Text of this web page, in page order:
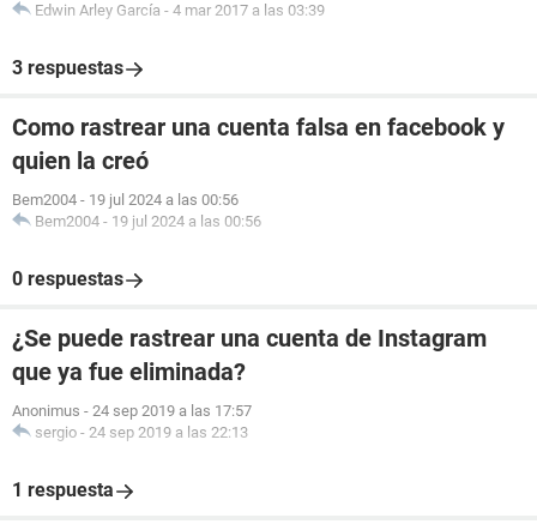
Edwin Arley García - 4 mar 2017 a las 03:39
3 respuestas
Como rastrear una cuenta falsa en facebook y
quien la creó
Bem2004 - 19 jul 2024 a las 00:56
Bem2004 - 19 jul 2024 a las 00:56
0 respuestas
¿Se puede rastrear una cuenta de Instagram
que ya fue eliminada?
Anonimus - 24 sep 2019 a las 17:57
sergio - 24 sep 2019 a las 22:13
1 respuesta